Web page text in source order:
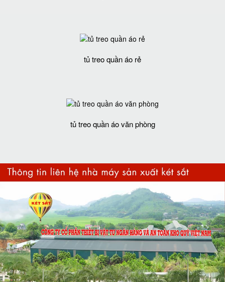
tủ treo quần áo rẻ
tủ treo quần áo văn phòng